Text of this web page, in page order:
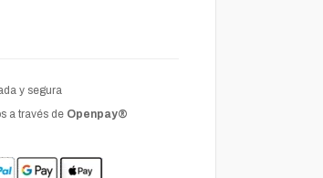
y segura
a través de Openpay®